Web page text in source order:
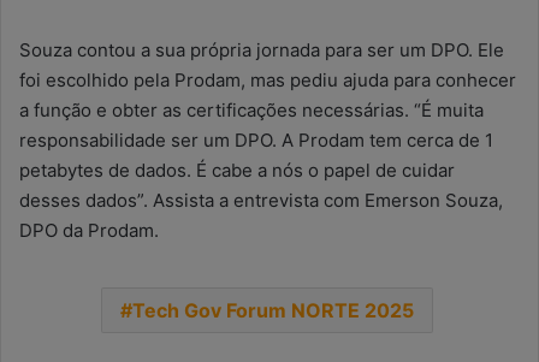
Souza contou a sua própria jornada para ser um DPO. Ele
foi escolhido pela Prodam, mas pediu ajuda para conhecer
a função e obter as certificações necessárias. “É muita
responsabilidade ser um DPO. A Prodam tem cerca de 1
petabytes de dados. É cabe a nós o papel de cuidar
desses dados”. Assista a entrevista com Emerson Souza,
DPO da Prodam.
Tech Gov Forum NORTE 2025